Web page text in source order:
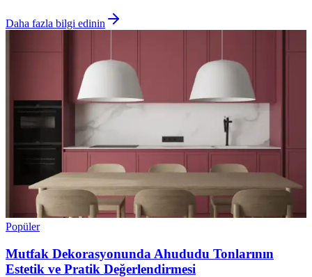
Daha fazla bilgi edinin
Popüler
Mutfak Dekorasyonunda Ahududu Tonlarının
Estetik ve Pratik Değerlendirmesi